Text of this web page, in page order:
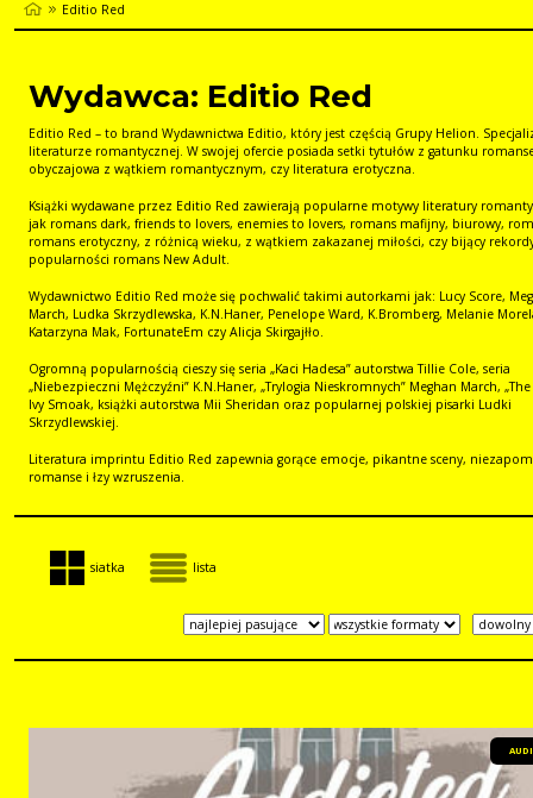
Editio Red
Wydawca: Editio Red
Editio Red – to brand Wydawnictwa Editio, który jest częścią Grupy Helion.
literaturze romantycznej. W swojej ofercie posiada setki tytułów z gatunku
obyczajowa z wątkiem romantycznym, czy literatura erotyczna.
Książki wydawane przez Editio Red zawierają popularne motywy literatury
jak romans dark, friends to lovers, enemies to lovers, romans mafijny, biurowy,
romans erotyczny, z różnicą wieku, z wątkiem zakazanej miłości, czy bijący
popularności romans New Adult.
Wydawnictwo Editio Red może się pochwalić takimi autorkami jak: Lucy Score,
March, Ludka Skrzydlewska, K.N.Haner, Penelope Ward, K.Bromberg, Melanie
Katarzyna Mak, FortunateEm czy Alicja Skirgajłło.
Ogromną popularnością cieszy się seria „Kaci Hadesa” autorstwa Tillie Cole, seria
„Niebezpieczni Mężczyźni” K.N.Haner, „Trylogia Nieskromnych” Meghan March,
Ivy Smoak, książki autorstwa Mii Sheridan oraz popularnej polskiej pisarki Ludki
Skrzydlewskiej.
Literatura imprintu Editio Red zapewnia gorące emocje, pikantne sceny,
romanse i łzy wzruszenia.
siatka lista